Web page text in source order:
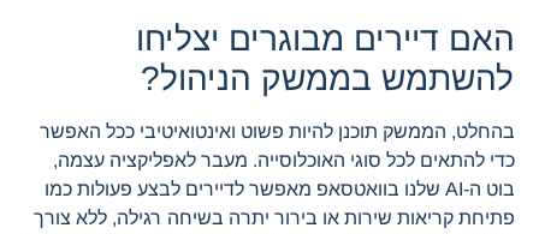
האם דיירים מבוגרים יצליחו
להשתמש בממשק הניהול?
בהחלט, הממשק תוכנן להיות פשוט ואינטואיטיבי ככל האפשר
כדי להתאים לכל סוגי האוכלוסייה. מעבר לאפליקציה עצמה,
בוט ה-AI שלנו בוואטסאפ מאפשר לדיירים לבצע פעולות כמו
פתיחת קריאות שירות או בירור יתרה בשיחה רגילה, ללא צורך